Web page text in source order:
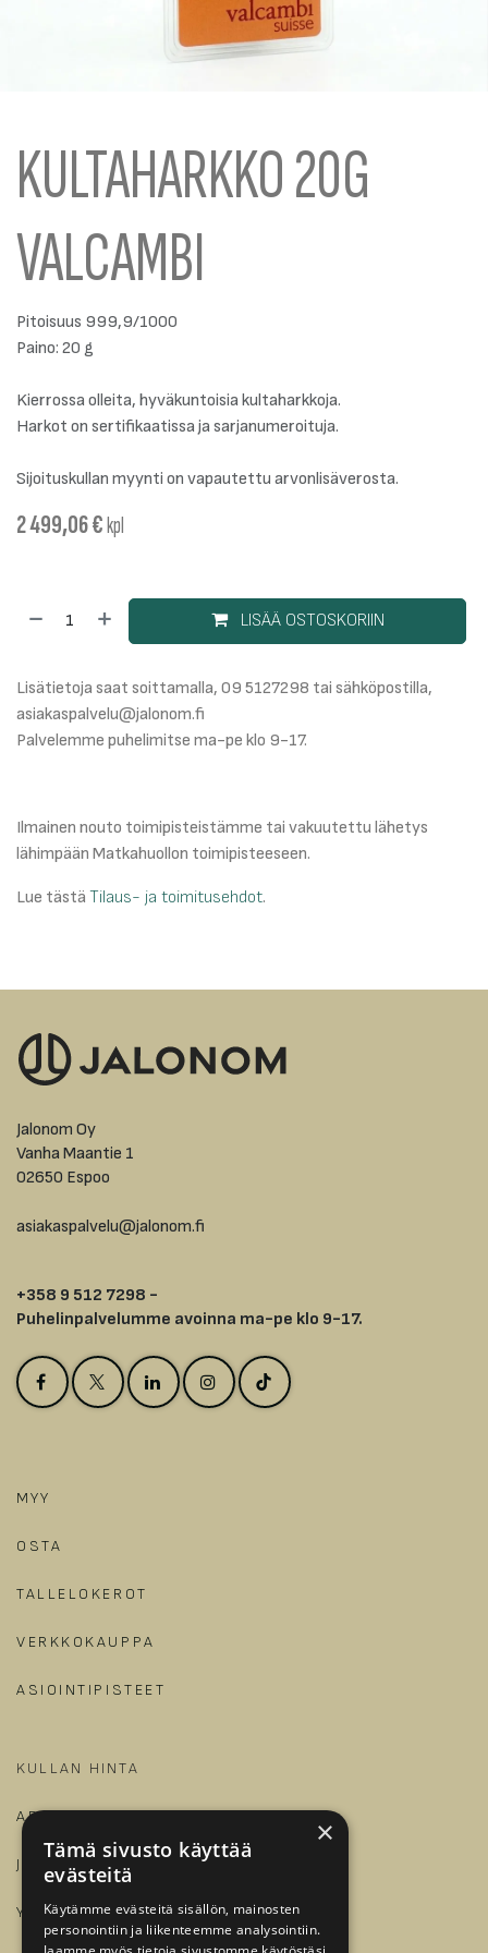
KULTAHARKKO 20G
VALCAMBI
Pitoisuus 999,9/1000
Paino: 20 g
Kierrossa olleita, hyväkuntoisia kultaharkkoja.
Harkot on sertifikaatissa ja sarjanumeroituja.
Sijoituskullan myynti on vapautettu arvonlisäverosta.
2 499,06€kpl
LISÄÄ OSTOSKORIIN
Lisätietoja saat soittamalla, 09 5127298 tai sähköpostilla,
asiakaspalvelu@jalonom.fi
Palvelemme puhelimitse ma-pe klo 9-17.
Ilmainen nouto toimipisteistämme tai vakuutettu lähetys
lähimpään Matkahuollon toimipisteeseen.
Lue tästä Tilaus- ja toimitusehdot.
Jalonom Oy
Vanha Maantie 1
02650 Espoo
asiakaspalvelu@jalonom.fi
+358 9 512 7298 -
Puhelinpalvelumme avoinna ma-pe klo 9-17.
MYY
OSTA
TALLELOKEROT
VERKKOKAUPPA
ASIOINTIPISTEET
KULLAN HINTA
ARTIKKELIT JA OPPAAT
JALONOM
YRITYKSILLE
×
Tämä sivusto käyttää
evästeitä
Käytämme evästeitä sisällön, mainosten
personointiin ja liikenteemme analysointiin.